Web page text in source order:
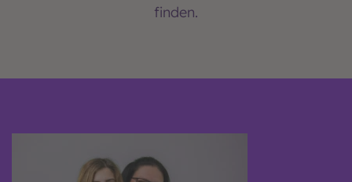
finden.